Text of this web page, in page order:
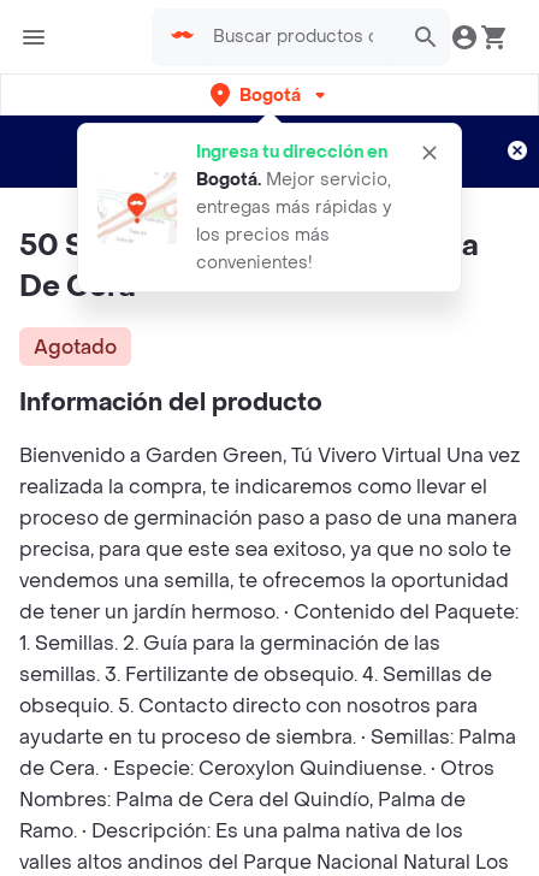
Bogotá
Ingresa tu dirección en
Bogotá. Mejor servicio,
entregas más rápidas y
los precios más
convenientes!
envíos gratis por semanas
Aplican TyC
50 Semillas Orgánicas De Palma
De Cera
Agotado
Información del producto
Bienvenido a Garden Green, Tú Vivero Virtual Una vez
realizada la compra, te indicaremos como llevar el
proceso de germinación paso a paso de una manera
precisa, para que este sea exitoso, ya que no solo te
vendemos una semilla, te ofrecemos la oportunidad
de tener un jardín hermoso. • Contenido del Paquete:
1. Semillas. 2. Guía para la germinación de las
semillas. 3. Fertilizante de obsequio. 4. Semillas de
obsequio. 5. Contacto directo con nosotros para
ayudarte en tu proceso de siembra. • Semillas: Palma
de Cera. • Especie: Ceroxylon Quindiuense. • Otros
Nombres: Palma de Cera del Quindío, Palma de
Ramo. • Descripción: Es una palma nativa de los
valles altos andinos del Parque Nacional Natural Los